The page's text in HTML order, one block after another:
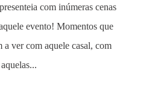
com inúmeras cenas
evento! Momentos que
a ver com aquele casal, com
aquelas...